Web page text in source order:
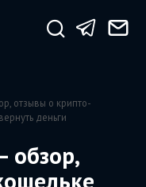
отзывы о крипто-
деньги
обзор,